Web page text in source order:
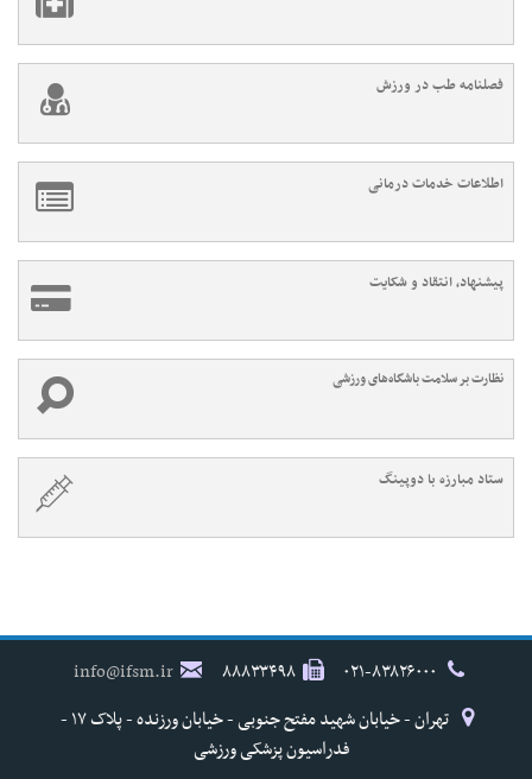
فصلنامه طب در ورزش
اطلاعات خدمات درمانی
پیشنهاد، انتقاد و شکایت
نظارت بر سلامت باشگاه‌های ورزشی
ستاد مبارزه با دوپینگ
۸۸۸۳۳۴۹۸
info@ifsm.ir
تهران - خیابان شهید مفتح جنوبی - خیابان ورزنده - پلاک ۱۷ -
فدراسیون پزشکی ورزشی